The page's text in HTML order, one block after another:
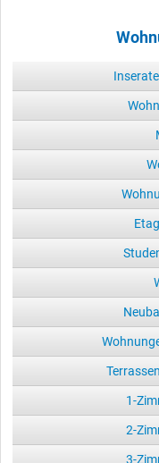
1-
2-
3-